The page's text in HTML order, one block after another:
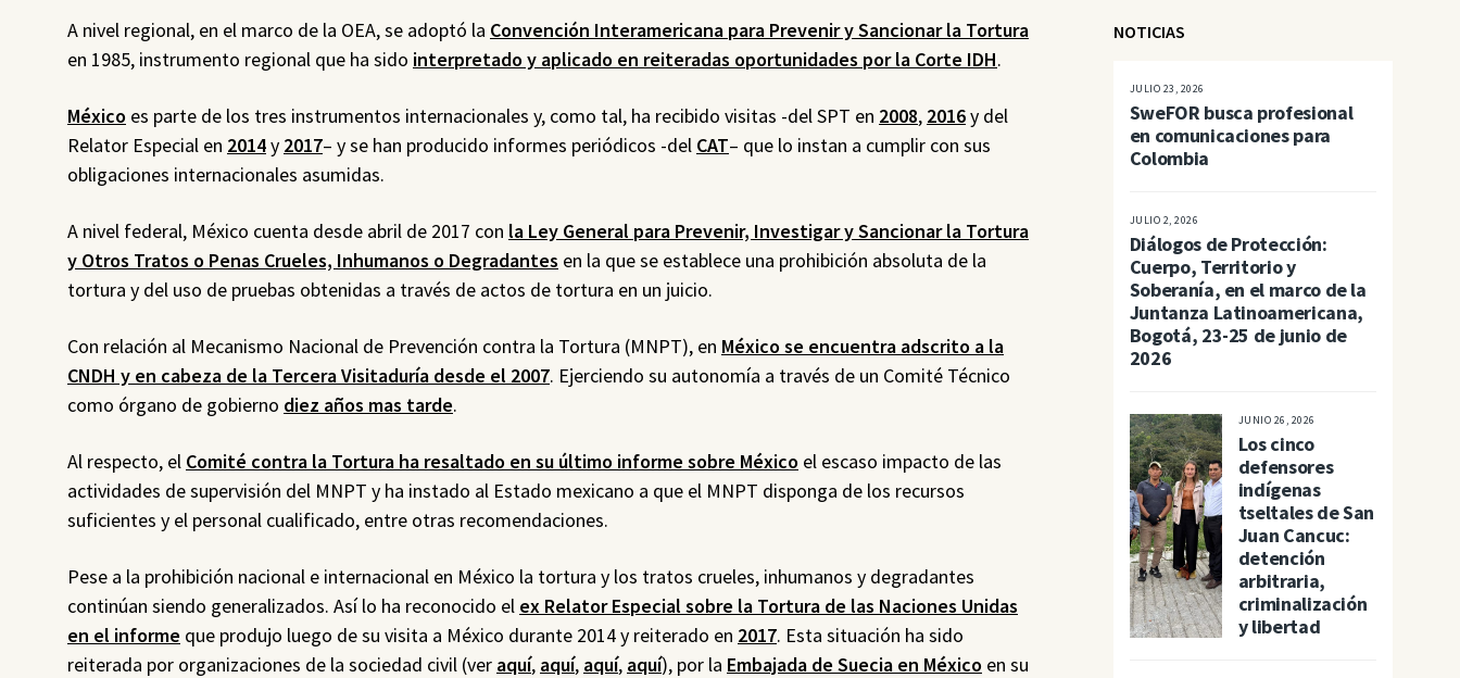
A nivel regional, en el marco de la OEA, se adoptó la Convención Interamericana para Prevenir y Sancionar la Tortura
en 1985, instrumento regional que ha sido interpretado y aplicado en reiteradas oportunidades por la Corte IDH.
México es parte de los tres instrumentos internacionales y, como tal, ha recibido visitas -del SPT en 2008, 2016y del
Relator Especial en 2014y 2017– y se han producido informes periódicos -del CAT– que lo instan a cumplir con sus
obligaciones internacionales asumidas.
A nivel federal, México cuenta desde abril de 2017 con la Ley General para Prevenir, Investigar y Sancionar la Tortura
y Otros Tratos o Penas Crueles, Inhumanos o Degradantes en la que se establece una prohibición absoluta de la
tortura y del uso de pruebas obtenidas a través de actos de tortura en un juicio.
Con relación al Mecanismo Nacional de Prevención contra la Tortura (MNPT), en México se encuentra adscrito a la
CNDH y en cabeza de la Tercera Visitaduría desde el 2007. Ejerciendo su autonomía a través de un Comité Técnico
como órgano de gobierno diez años mas tarde.
Al respecto, el Comité contra la Tortura ha resaltado en su último informe sobre México el escaso impacto de las
actividades de supervisión del MNPT y ha instado al Estado mexicano a que el MNPT disponga de los recursos
suficientes y el personal cualificado, entre otras recomendaciones.
Pese a la prohibición nacional e internacional en México la tortura y los tratos crueles, inhumanos y degradantes
continúan siendo generalizados. Así lo ha reconocido el ex Relator Especial sobre la Tortura de las Naciones Unidas
en el informe que produjo luego de su visita a México durante 2014 y reiterado en 2017. Esta situación ha sido
reiterada por organizaciones de la sociedad civil (ver aquí, aquí, aquí, aquí), por la Embajada de Suecia en México en su
NOTICIAS
JULIO 23, 2026
SweFOR busca profesional
en comunicaciones para
Colombia
JULIO 2, 2026
Diálogos de Protección:
Cuerpo, Territorio y
Soberanía, en el marco de la
Juntanza Latinoamericana,
Bogotá, 23-25 de junio de
2026
JUNIO 26, 2026
Los cinco
defensores
indígenas
tseltales de San
Juan Cancuc:
detención
arbitraria,
criminalización
y libertad